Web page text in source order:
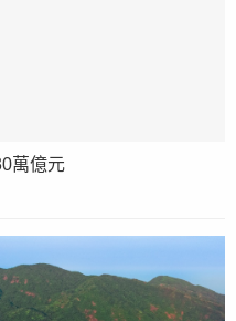
萬億元